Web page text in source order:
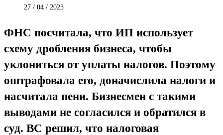
27 / 04 / 2023
ФНС посчитала, что ИП использует
схему дробления бизнеса, чтобы
уклониться от уплаты налогов. Поэтому
оштрафовала его, доначислила налоги и
насчитала пени. Бизнесмен с такими
выводами не согласился и обратился в
суд. ВС решил, что налоговая